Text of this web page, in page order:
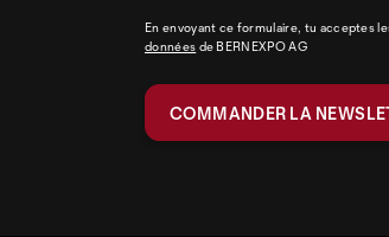
En envoyant ce formulaire, tu acceptes
données de BERNEXPO AG